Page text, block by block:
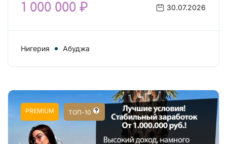
1 000 000 ₽ 30.07.2026
Нигерия Абуджа
PREMIUM ТОП-10